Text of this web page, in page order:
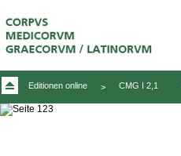
Editionen online > CMG I 2,1